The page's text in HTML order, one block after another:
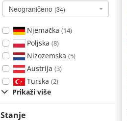
Neograničeno (34)
Njemačka (14)
Poljska (8)
Nizozemska (5)
Austrija (3)
Turska (2)
Prikaži više
Stanje